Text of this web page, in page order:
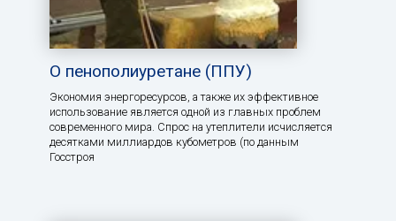
О пенополиуретане (ППУ)
Экономия энергоресурсов, а также их эффективное
использование является одной из главных проблем
современного мира. Спрос на утеплители исчисляется
десятками миллиардов кубометров (по данным
Госстроя